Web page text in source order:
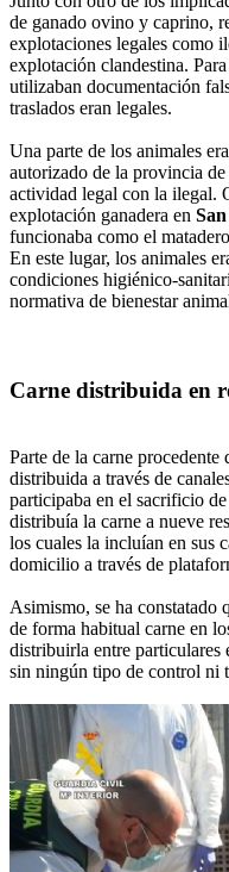
de ganado ovino y caprino,
explotaciones legales como
explotación clandestina.
utilizaban documentación
traslados eran legales.
Una parte de los animales
autorizado de la provincia
actividad legal con la ilegal.
explotación ganadera en
funcionaba como el
En este lugar, los animales
condiciones higiénico-
normativa de bienestar
Carne distribuida en
Parte de la carne procedente
distribuida a través de
participaba en el sacrificio
distribuía la carne a nueve
los cuales la incluían en sus
domicilio a través de
Asimismo, se ha constatado
de forma habitual carne en
distribuirla entre particulares
sin ningún tipo de control ni